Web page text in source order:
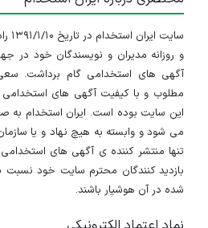
و روزانه مدیران و نویسندگان خود در
آگهی های استخدامی گام برداشت.
مطلوب و با کیفیت آگهی های استخدامی
این سایت بوده است. ایران استخدام
می شود و وابسته به هیچ نهاد و یا
تنها منتشر کننده ی آگهی های استخدامی
بازدید کنندگان محترم سایت خود
شده در آن هوشیار باشند.